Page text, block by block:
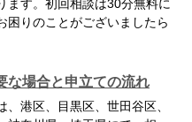
ます。初回相談は30分無料に
困りのことがございましたら
な場合と申立ての流れ
港区、目黒区、世田谷区、